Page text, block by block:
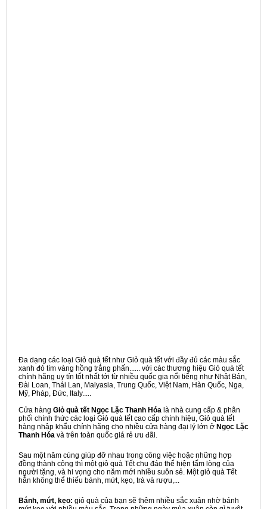
Đa dạng các loại Giỏ quà tết như Giỏ quà tết với đầy đủ các màu sắc
xanh đỏ tím vàng hồng trắng phấn...... với các thương hiệu Giỏ quà tết
chính hãng uy tín tốt nhất tới từ nhiều quốc gia nổi tiếng như Nhật Bản,
Đài Loan, Thái Lan, Malyasia, Trung Quốc, Việt Nam, Hàn Quốc, Nga,
Mỹ, Pháp, Đức, Italy.....
Cửa hàng Giỏ quà tết Ngọc Lặc Thanh Hóa là nhà cung cấp & phân
phối chính thức các loại Giỏ quà tết cao cấp chính hiệu, Giỏ quà tết
hàng nhập khẩu chính hãng cho nhiều cửa hàng đại lý lớn ở Ngọc Lặc
Thanh Hóa và trên toàn quốc giá rẻ ưu đãi.
Sau một năm cùng giúp đỡ nhau trong công việc hoặc những hợp
đồng thành công thì một giỏ quà Tết chu đáo thể hiện tấm lòng của
người tặng, và hi vọng cho năm mới nhiều suôn sẻ. Một giỏ quà Tết
hẳn không thể thiếu bánh, mứt, kẹo, trà và rượu,...
Bánh, mứt, kẹo: giỏ quà của bạn sẽ thêm nhiều sắc xuân nhờ bánh